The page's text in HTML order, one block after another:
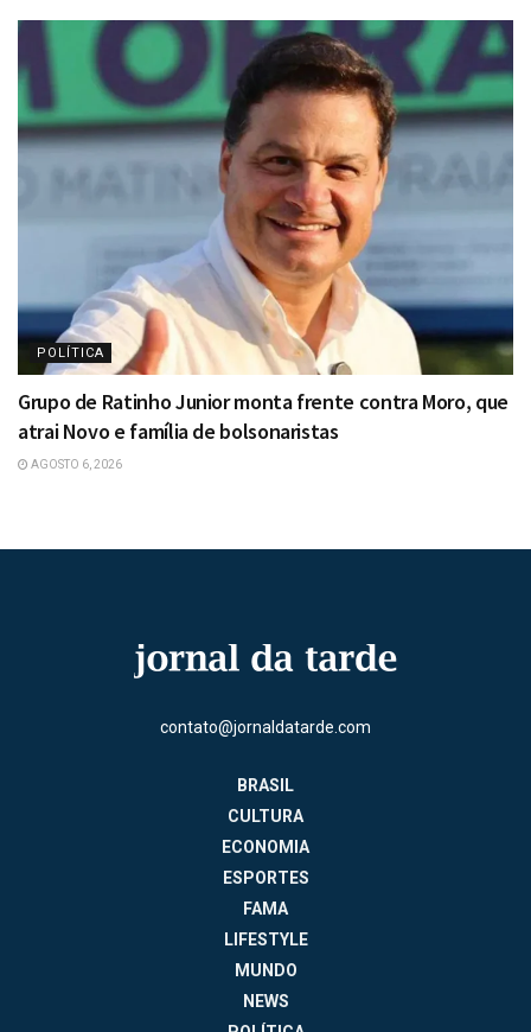
POLÍTICA
Grupo de Ratinho Junior monta frente contra Moro, que
atrai Novo e família de bolsonaristas
AGOSTO 6, 2026
contato@jornaldatarde.com
BRASIL
CULTURA
ECONOMIA
ESPORTES
FAMA
LIFESTYLE
MUNDO
NEWS